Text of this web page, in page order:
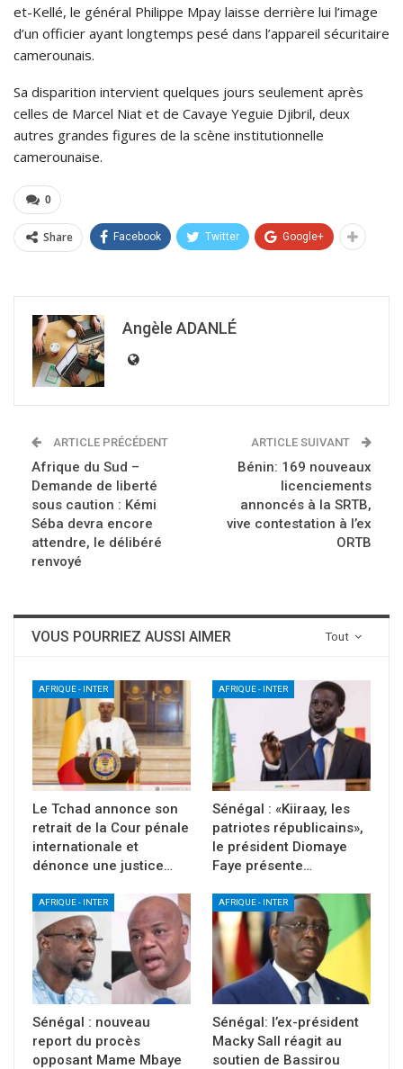
et-Kellé, le général Philippe Mpay laisse derrière lui l’image
d’un officier ayant longtemps pesé dans l’appareil sécuritaire
camerounais.
Sa disparition intervient quelques jours seulement après
celles de Marcel Niat et de Cavaye Yeguie Djibril, deux
autres grandes figures de la scène institutionnelle
camerounaise.
0
Share Facebook Twitter Google+
Angèle ADANLÉ
ARTICLE PRÉCÉDENT
Afrique du Sud –
Demande de liberté
sous caution : Kémi
Séba devra encore
attendre, le délibéré
renvoyé
ARTICLE SUIVANT
Bénin: 169 nouveaux
licenciements
annoncés à la SRTB,
vive contestation à l’ex
ORTB
Tout
VOUS POURRIEZ AUSSI AIMER
AFRIQUE - INTER
Le Tchad annonce son
retrait de la Cour pénale
internationale et
dénonce une justice…
AFRIQUE - INTER
Sénégal : «Kiiraay, les
patriotes républicains»,
le président Diomaye
Faye présente…
AFRIQUE - INTER
Sénégal : nouveau
report du procès
opposant Mame Mbaye
AFRIQUE - INTER
Sénégal: l’ex-président
Macky Sall réagit au
soutien de Bassirou